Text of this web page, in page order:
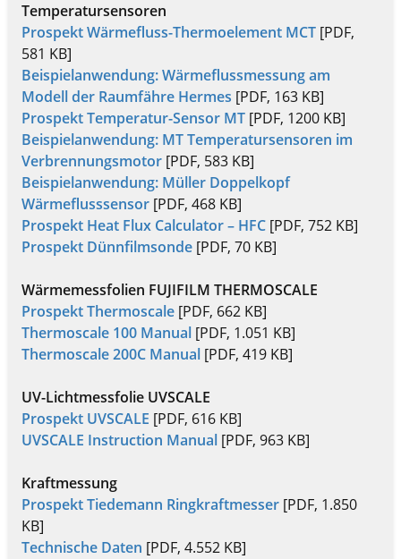
Temperatursensoren
Prospekt Wärmefluss-Thermoelement MCT[PDF,
581 KB]
Beispielanwendung: Wärmeflussmessung am
Modell der Raumfähre Hermes [PDF, 163 KB]
Prospekt Temperatur-Sensor MT[PDF, 1200 KB]
Beispielanwendung: MT Temperatursensoren im
Verbrennungsmotor[PDF, 583 KB]
Beispielanwendung: Müller Doppelkopf
Wärmeflusssensor[PDF, 468 KB]
Prospekt Heat Flux Calculator – HFC[PDF, 752 KB]
Prospekt Dünnfilmsonde[PDF, 70 KB]
Wärmemessfolien FUJIFILM THERMOSCALE
Prospekt Thermoscale[PDF, 662 KB]
Thermoscale 100 Manual[PDF, 1.051 KB]
Thermoscale 200C Manual[PDF, 419 KB]
UV-Lichtmessfolie UVSCALE
Prospekt UVSCALE [PDF, 616 KB]
UVSCALE Instruction Manual[PDF, 963 KB]
Kraftmessung
Prospekt Tiedemann Ringkraftmesser[PDF, 1.850
KB]
Technische Daten [PDF, 4.552 KB]